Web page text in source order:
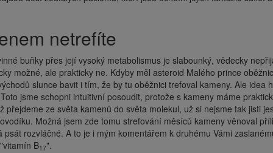
netrefíte
buňky přes její vysoký metabolismus je slabounký, vědecky
možné, ale prakticky ne. Kdyby měl asteroid Malého prince
slunce bavit i tím, že by tu oběžnici trefoval kameny. Ale idea
jsme schopni intuitivní posoudit, protože s kameny máme
přejdeme ze světa kamenů do světa molekul, už si nejsme tak jisti
Možná jsem zde tomu strefování měsíců kameny věnoval
psát rozvláčné. A to je i mým komentářem k druhému Vámi
B17".